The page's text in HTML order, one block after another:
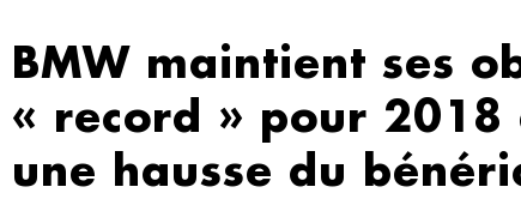
BMW maintient ses
« record » pour 2018
une hausse du